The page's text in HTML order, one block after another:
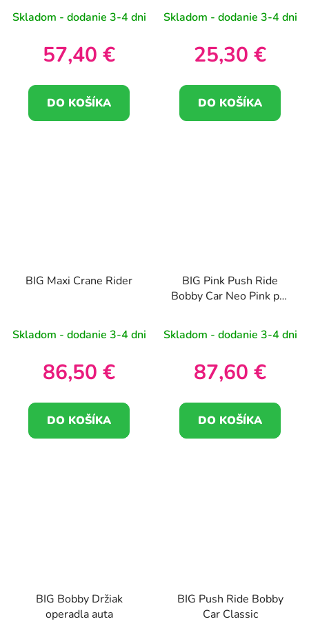
Skladom - dodanie 3-4 dni
57,40 €
DO KOŠÍKA
Skladom - dodanie 3-4 dni
25,30 €
DO KOŠÍKA
BIG Maxi Crane Rider
Skladom - dodanie 3-4 dni
86,50 €
DO KOŠÍKA
BIG Pink Push Ride
Bobby Car Neo Pink pre
Skladom - dodanie 3-4 dni
87,60 €
DO KOŠÍKA
BIG Bobby Držiak
operadla auta
BIG Push Ride Bobby
Car Classic